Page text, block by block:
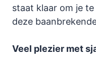
staat klaar om je
deze
Veel plezier met